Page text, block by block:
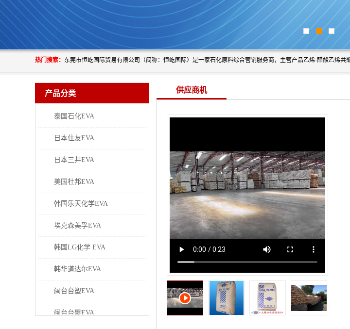
热门搜索：
产品分类
泰国石化EVA
日本住友EVA
日本三井EVA
美国杜邦EVA
韩国乐天化学EVA
埃克森美孚EVA
韩国LG化学 EVA
韩华道达尔EVA
闽台台塑EVA
闽台台聚EVA
供应商机